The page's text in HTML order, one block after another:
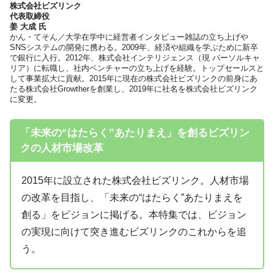
株式会社ビズリンク
代表取締役
姜 大成 氏
かん・てそん／大学在学中に経営者インタビュー雑誌の立ち上げや
SNSシステムの開発に携わる。2009年、経済や組織を学ぶために新卒
で銀行に入行。2012年、株式会社インテリジェンス（現 パーソルキャ
リア）に転職し、社内ベンチャーの立ち上げを経験。トップセールスと
して事業拡大に貢献。2015年に現在の株式会社ビズリンクの前身にあ
たる株式会社Growtherを創業し、2019年に社名を株式会社ビズリンク
に変更。
「未来の“はたらく”あたりまえ」を創るビズリン
クの人材市場改革
2015年に設立された株式会社ビズリンク。人材市場
の改革を目指し、「未来の“はたらく”あたりまえを
創る」をビジョンに掲げる。本特集では、ビジョン
の実現に向けて突き進むビズリンクのこれからを追
う。